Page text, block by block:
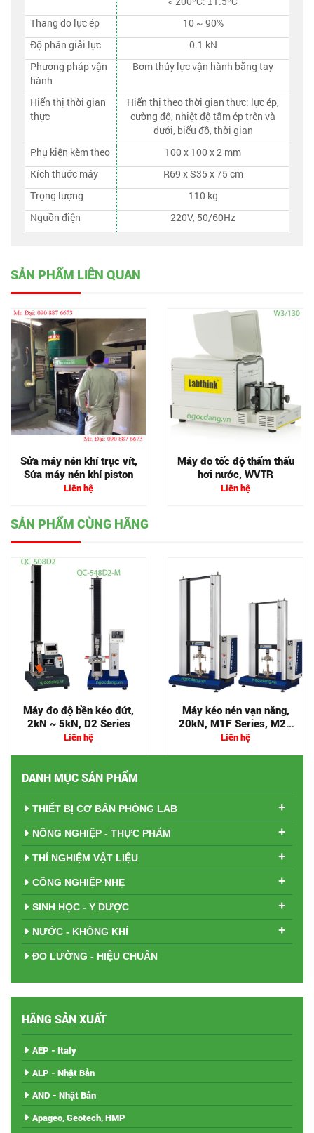
Thang đo lực ép
10 ~ 90%
Độ phân giải lực
0.1 kN
Phương pháp vận
hành
Bơm thủy lực vận hành bằng tay
Hiển thị thời gian
thực
Hiển thị theo thời gian thực: lực ép,
cường độ, nhiệt độ tấm ép trên và
dưới, biểu đồ, thời gian
Phụ kiện kèm theo
100 x 100 x 2 mm
Kích thước máy
R69 x S35 x 75 cm
Trọng lượng
110 kg
Nguồn điện
220V, 50/60Hz
SẢN PHẨM LIÊN QUAN
Sửa máy nén khí trục vít,
Sửa máy nén khí piston
Liên hệ
Máy đo tốc độ thẩm thấu
hơi nước, WVTR
Liên hệ
SẢN PHẨM CÙNG HÃNG
Máy đo độ bền kéo đứt,
2kN ~ 5kN, D2 Series
Liên hệ
Máy kéo nén vạn năng,
20kN, M1F Series, M2F
Series
Liên hệ
DANH MỤC SẢN PHẨM
THIẾT BỊ CƠ BẢN PHÒNG LAB +
NÔNG NGHIỆP - THỰC PHẨM +
THÍ NGHIỆM VẬT LIỆU +
CÔNG NGHIỆP NHẸ +
SINH HỌC - Y DƯỢC +
NƯỚC - KHÔNG KHÍ +
ĐO LƯỜNG - HIỆU CHUẨN
HÃNG SẢN XUẤT
AEP - Italy
ALP - Nhật Bản
AND - Nhật Bản
Apageo, Geotech, HMP